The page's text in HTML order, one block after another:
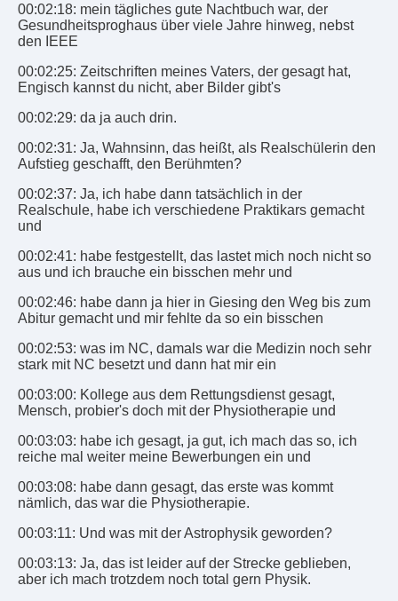
00:02:18: mein tägliches gute Nachtbuch war, der
Gesundheitsproghaus über viele Jahre hinweg, nebst
den IEEE
00:02:25: Zeitschriften meines Vaters, der gesagt hat,
Engisch kannst du nicht, aber Bilder gibt's
00:02:29: da ja auch drin.
00:02:31: Ja, Wahnsinn, das heißt, als Realschülerin den
Aufstieg geschafft, den Berühmten?
00:02:37: Ja, ich habe dann tatsächlich in der
Realschule, habe ich verschiedene Praktikars gemacht
und
00:02:41: habe festgestellt, das lastet mich noch nicht so
aus und ich brauche ein bisschen mehr und
00:02:46: habe dann ja hier in Giesing den Weg bis zum
Abitur gemacht und mir fehlte da so ein bisschen
00:02:53: was im NC, damals war die Medizin noch sehr
stark mit NC besetzt und dann hat mir ein
00:03:00: Kollege aus dem Rettungsdienst gesagt,
Mensch, probier's doch mit der Physiotherapie und
00:03:03: habe ich gesagt, ja gut, ich mach das so, ich
reiche mal weiter meine Bewerbungen ein und
00:03:08: habe dann gesagt, das erste was kommt
nämlich, das war die Physiotherapie.
00:03:11: Und was mit der Astrophysik geworden?
00:03:13: Ja, das ist leider auf der Strecke geblieben,
aber ich mach trotzdem noch total gern Physik.